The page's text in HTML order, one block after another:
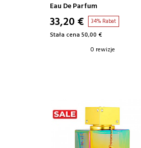
Eau De Parfum
33,20 € 34% Rabat
Stała cena 50,00 €
0 rewizje